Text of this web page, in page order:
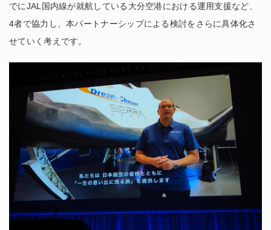
でにJAL国内線が就航している大分空港における運用支援など、
4者で協力し、本パートナーシップによる検討をさらに具体化さ
せていく考えです。